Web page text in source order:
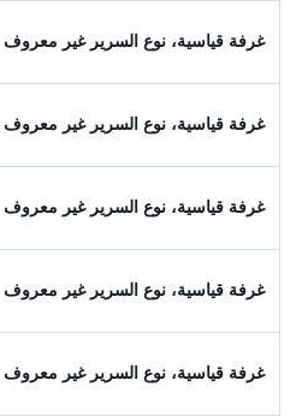
غرفة قياسية، نوع السرير غير معروف
غرفة قياسية، نوع السرير غير معروف
غرفة قياسية، نوع السرير غير معروف
غرفة قياسية، نوع السرير غير معروف
غرفة قياسية، نوع السرير غير معروف